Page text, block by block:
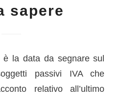
sapere
è la data da segnare sul
passivi IVA che
relativo all’ultimo